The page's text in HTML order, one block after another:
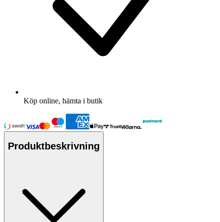
Köp online, hämta i butik
Produktbeskrivning